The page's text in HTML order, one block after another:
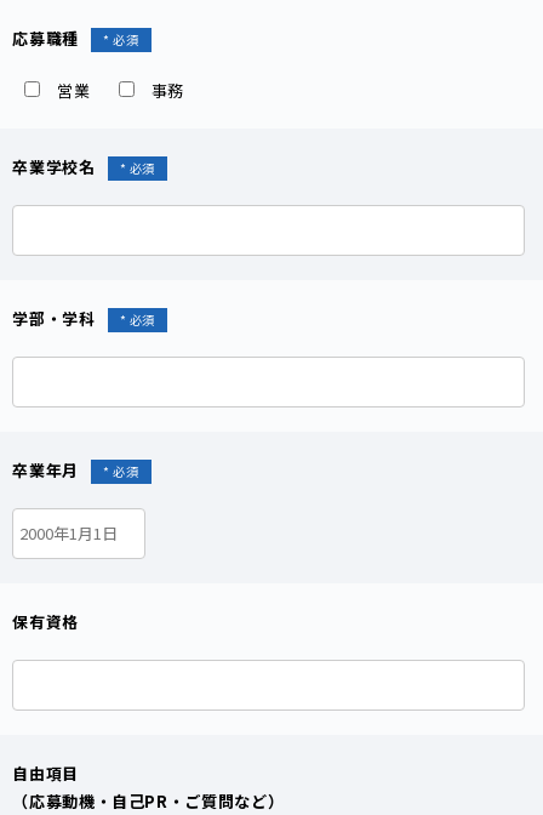
応募職種
営業 事務
卒業学校名
学部・学科
卒業年月
保有資格
自由項目
（応募動機・自己PR・ご質問など）